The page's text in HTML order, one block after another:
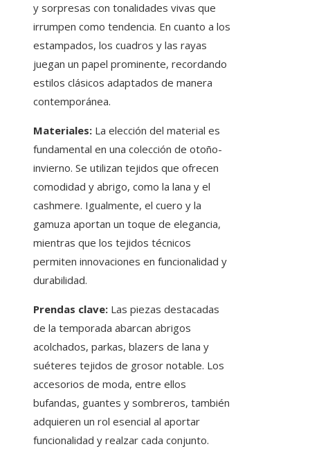
y sorpresas con tonalidades vivas que
irrumpen como tendencia. En cuanto a los
estampados, los cuadros y las rayas
juegan un papel prominente, recordando
estilos clásicos adaptados de manera
contemporánea.
Materiales: La elección del material es
fundamental en una colección de otoño-
invierno. Se utilizan tejidos que ofrecen
comodidad y abrigo, como la lana y el
cashmere. Igualmente, el cuero y la
gamuza aportan un toque de elegancia,
mientras que los tejidos técnicos
permiten innovaciones en funcionalidad y
durabilidad.
Prendas clave: Las piezas destacadas
de la temporada abarcan abrigos
acolchados, parkas, blazers de lana y
suéteres tejidos de grosor notable. Los
accesorios de moda, entre ellos
bufandas, guantes y sombreros, también
adquieren un rol esencial al aportar
funcionalidad y realzar cada conjunto.